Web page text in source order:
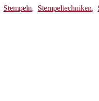
Stempeln, Stempeltechniken,